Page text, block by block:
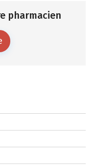
pharmacien